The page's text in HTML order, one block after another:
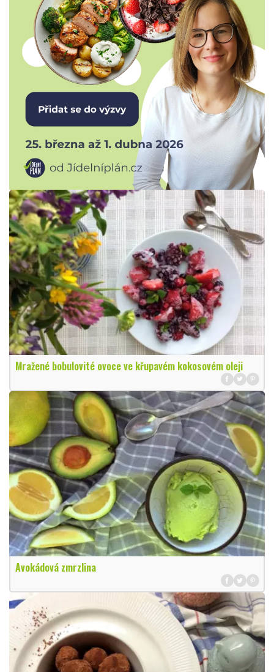
Mražené bobulovité ovoce ve křupavém kokosovém oleji
Avokádová zmrzlina